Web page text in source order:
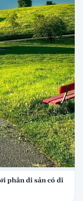
phần di sản có di